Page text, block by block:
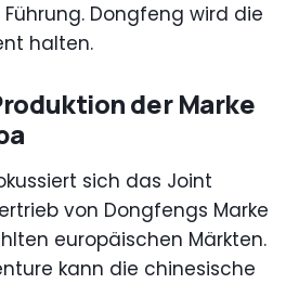
Dongfeng wird die
halten.
der Marke
sich das Joint
von Dongfengs Marke
europäischen Märkten.
kann die chinesische